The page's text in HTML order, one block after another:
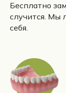
Бесплатно
случится. Мы
себя.